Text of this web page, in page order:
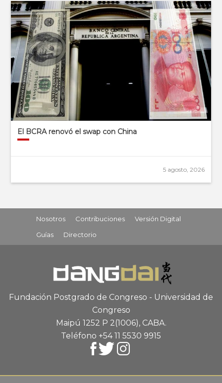
El BCRA renovó el swap con China
5 agosto, 2026
Nosotros Contribuciones
Versión Digital
Guías
Directorio
Fundación Postgrado de Congreso - Universidad de
Congreso
Maipú 1252 P 2(1006), CABA.
Teléfono +54 11 5530 9915